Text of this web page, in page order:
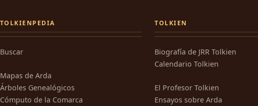
TOLKIENPEDIA
Buscar
Mapas de Arda
Árboles Genealógicos
Cómputo de la Comarca
TOLKIEN
Biografía de JRR Tolkien
Calendario Tolkien
El Profesor Tolkien
Ensayos sobre Arda